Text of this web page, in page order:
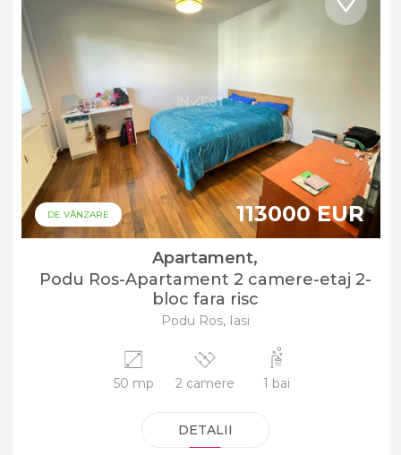
DE VÂNZARE 113000 EUR
Apartament,
Podu Ros-Apartament 2 camere-etaj 2-
bloc fara risc
Podu Ros, Iasi
50 mp 2 camere 1 bai
DETALII